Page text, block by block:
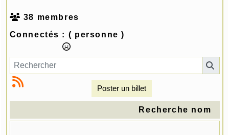
38 membres
Connectés : ( personne )
Poster un billet
Recherche nom